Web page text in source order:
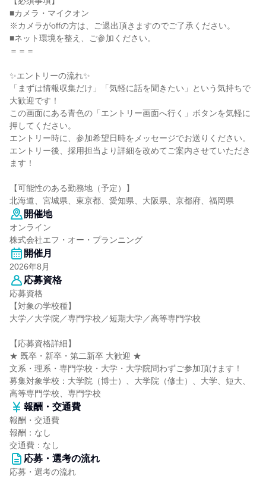
■カメラ・マイクオン
※カメラがoffの方は、ご退出頂きますのでご了承ください。
■ネット環境を整え、ご参加ください。
＝＝＝
✨エントリーの流れ✨
「まずは情報収集だけ」「気軽に話を聞きたい」という気持ちで
大歓迎です！
この画面にある青色の「エントリー画面へ行く」ボタンを気軽に
押してください。
エントリー時に、参加希望日時をメッセージでお送りください。
エントリー後、採用担当より詳細を改めてご案内させていただき
ます！
【可能性のある勤務地（予定）】
北海道、宮城県、東京都、愛知県、大阪県、京都府、福岡県
開催地
オンライン
株式会社エフ・オー・プランニング
開催月
2026年8月
応募資格
応募資格
【対象の学校種】
大学／大学院／専門学校／短期大学／高等専門学校
【応募資格詳細】
★ 既卒・新卒・第二新卒 大歓迎 ★
文系・理系・専門学校・大学・大学院問わずご参加頂けます！
募集対象学校：大学院（博士）、大学院（修士）、大学、短大、
高等専門学校、専門学校
報酬・交通費
報酬・交通費
報酬：なし
交通費：なし
応募・選考の流れ
応募・選考の流れ